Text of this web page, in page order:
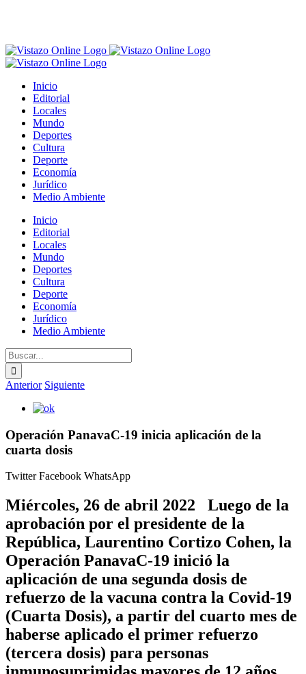
Inicio
Editorial
Locales
Mundo
Deportes
Cultura
Deporte
Economía
Jurídico
Medio Ambiente
Inicio
Editorial
Locales
Mundo
Deportes
Cultura
Deporte
Economía
Jurídico
Medio Ambiente
Buscar:
Anterior Siguiente
Ver
más
grande
Operación PanavaC-19 inicia aplicación de la
cuarta dosis
TwitterFacebook WhatsApp
Miércoles, 26 de abril 2022 Luego de la
aprobación por el presidente de la
República, Laurentino Cortizo Cohen, la
Operación PanavaC-19 inició la
aplicación de una segunda dosis de
refuerzo de la vacuna contra la Covid-19
(Cuarta Dosis), a partir del cuarto mes de
haberse aplicado el primer refuerzo
(tercera dosis) para personas